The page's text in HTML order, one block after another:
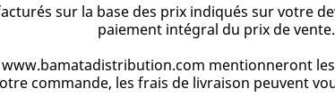
sur la base des prix indiqués sur votre
paiement intégral du prix de vente.
mentionneront
commande, les frais de livraison peuvent